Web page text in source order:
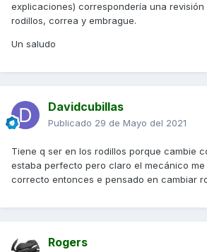
explicaciones) correspondería una revisión
rodillos, correa y embrague.
Un saludo
Davidcubillas
Publicado 29 de Mayo del 2021
Tiene q ser en los rodillos porque cambie
estaba perfecto pero claro el mecánico
correcto entonces e pensado en cambiar
Rogers